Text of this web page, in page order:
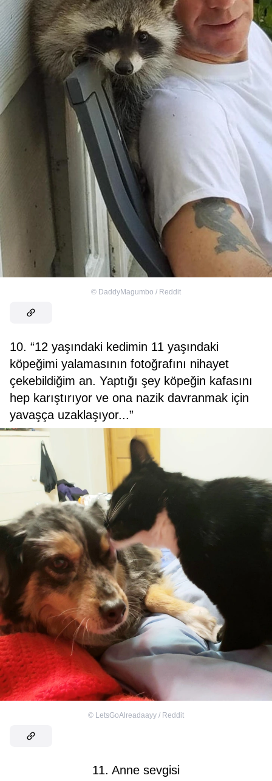
© DaddyMagumbo / Reddit
10. “12 yaşındaki kedimin 11 yaşındaki
köpeğimi yalamasının fotoğrafını nihayet
çekebildiğim an. Yaptığı şey köpeğin kafasını
hep karıştırıyor ve ona nazik davranmak için
yavaşça uzaklaşıyor...”
© LetsGoAlreadaayy / Reddit
11. Anne sevgisi